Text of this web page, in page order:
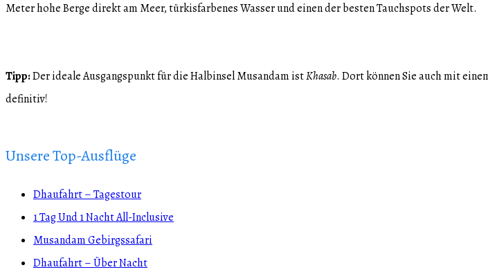
Meter hohe Berge direkt am Meer, türkisfarbenes Wasser und einen der besten Tauchspots der Welt.
Tipp:Der ideale Ausgangspunkt für die Halbinsel Musandam istKhasab. Dort können Sie auch mit
definitiv!
Unsere Top-Ausflüge
Dhaufahrt – Tagestour
1 Tag Und 1 Nacht All-Inclusive
Musandam Gebirgssafari
Dhaufahrt – Über Nacht